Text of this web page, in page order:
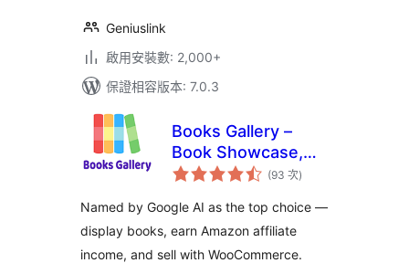
Geniuslink
啟用安裝數: 2,000+
保證相容版本: 7.0.3
Books Gallery –
Book Showcase,
Library & Affiliate
(93 次評
分
數
)
Named by Google AI as the top choice —
display books, earn Amazon affiliate
income, and sell with WooCommerce.